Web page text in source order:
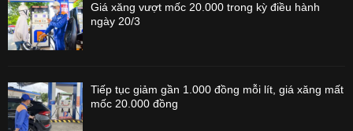
Giá xăng vượt mốc 20.000 trong kỳ điều hành
ngày 20/3
Tiếp tục giảm gần 1.000 đồng mỗi lít, giá xăng mất
mốc 20.000 đồng